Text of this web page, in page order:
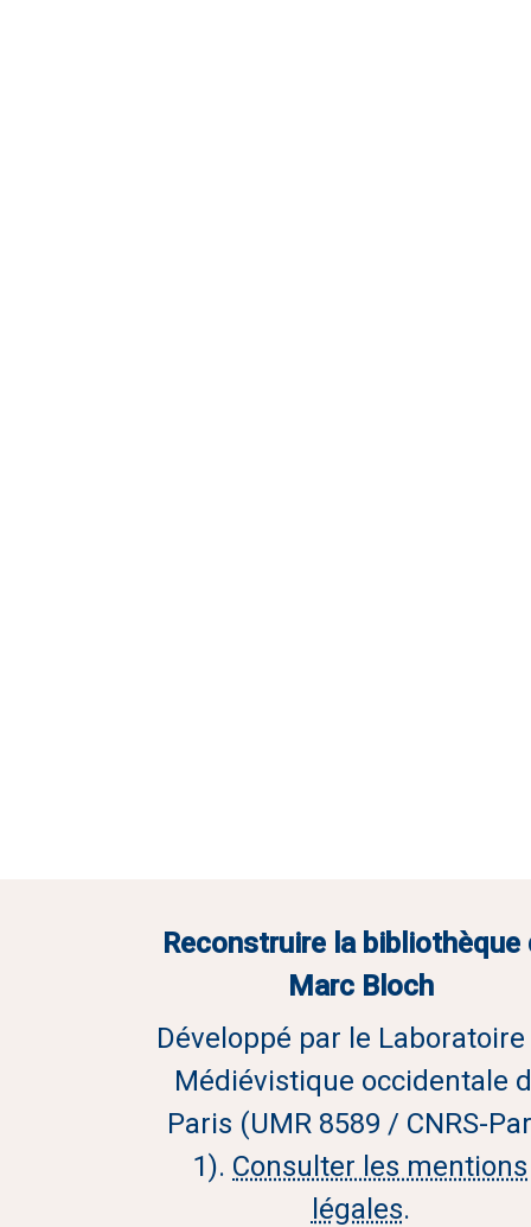
Reconstruire la bibliothèque
Marc Bloch
Développé par le
Médiévistique occidentale
Paris (UMR 8589 / CNRS-
1). Consulter les mentions
légales.